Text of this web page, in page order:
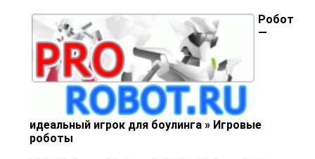
Робот
—
идеальный игрок для боулинга » Игровые
роботы